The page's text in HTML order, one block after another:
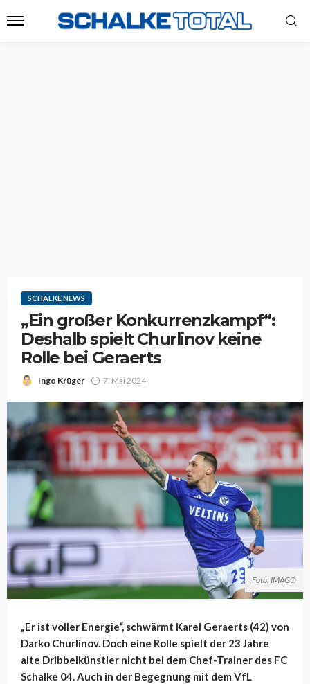
SCHALKE NEWS
„Ein großer Konkurrenzkampf“:
Deshalb spielt Churlinov keine
Rolle bei Geraerts
Ingo Krüger 7. Mai 2024
Foto: IMAGO
„Er ist voller Energie“, schwärmt Karel Geraerts (42) von
Darko Churlinov. Doch eine Rolle spielt der 23 Jahre
alte Dribbelkünstler nicht bei dem Chef-Trainer des FC
Schalke 04. Auch in der Begegnung mit dem VfL